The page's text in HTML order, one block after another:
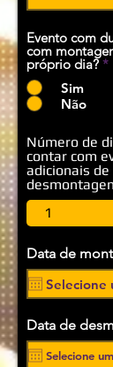
Evento com
com
próprio dia? *
Sim
Não
Número de
contar com
adicionais
Data de
Data de